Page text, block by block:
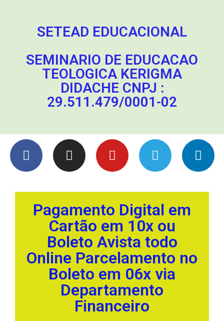
SETEAD EDUCACIONAL
SEMINARIO DE EDUCACAO
TEOLOGICA KERIGMA
DIDACHE CNPJ :
29.511.479/0001-02
Pagamento Digital em
Cartão em 10x ou
Boleto Avista todo
Online Parcelamento no
Boleto em 06x via
Departamento
Financeiro